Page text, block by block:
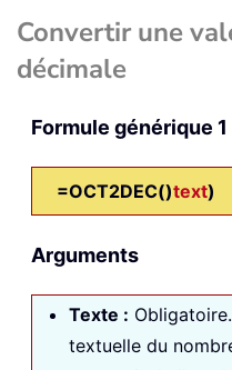
Convertir une
décimale
Formule générique 1
=OCT2DEC()text)
Arguments
Texte :
textuelle du